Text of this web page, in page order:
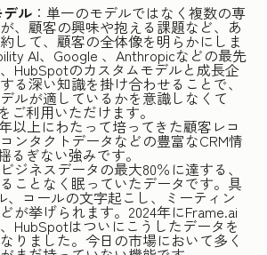
ル ：単一のモデルではなく複数の専
、顧客の興味や抱える課題など、あ
して、顧客の全体像を明らかにしま
AI、Google 、Anthropicなどの最先
HubSpotのカスタムモデルと成長企
る深い知識を掛け合わせることで、
ルが適しているかを意識しなくて
ご利用いただけます。
年以上にわたって培ってきた顧客レコ
ンタクトデータなどの豊富なCRM情
るぎない強みです。
ビジネスデータの最大80％に達する、
ことなく眠っていたデータです。具
、コールの文字起こし、ミーティン
が挙げられます。2024年にFrame.ai
HubSpotはついにこうしたデータを
りました。今日の市場において多く